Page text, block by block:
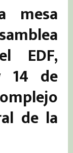
mesa
EDF,
14 de
de la